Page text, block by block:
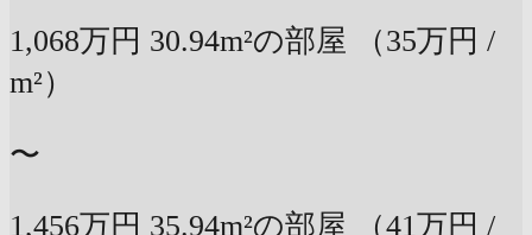
1,068万円 30.94m²の部屋
（35万円 /
m²）
〜
1,456万円 35.94m²の部屋
（41万円 /